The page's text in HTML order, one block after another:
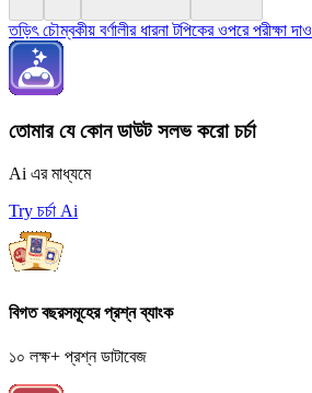
তড়িৎ চৌম্বকীয় বর্ণালীর ধারনা টপিকের ওপরে পরীক্ষা দাও
তোমার যে কোন ডাউট সলভ করো চর্চা
Ai এর মাধ্যমে
Try চর্চা Ai
বিগত বছরসমূহের প্রশ্ন ব্যাংক
১০ লক্ষ+ প্রশ্ন ডাটাবেজ